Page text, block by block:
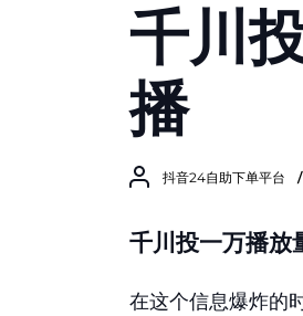
千川
播
抖音24自助下单平台
千川投一万播放
在这个信息爆炸的